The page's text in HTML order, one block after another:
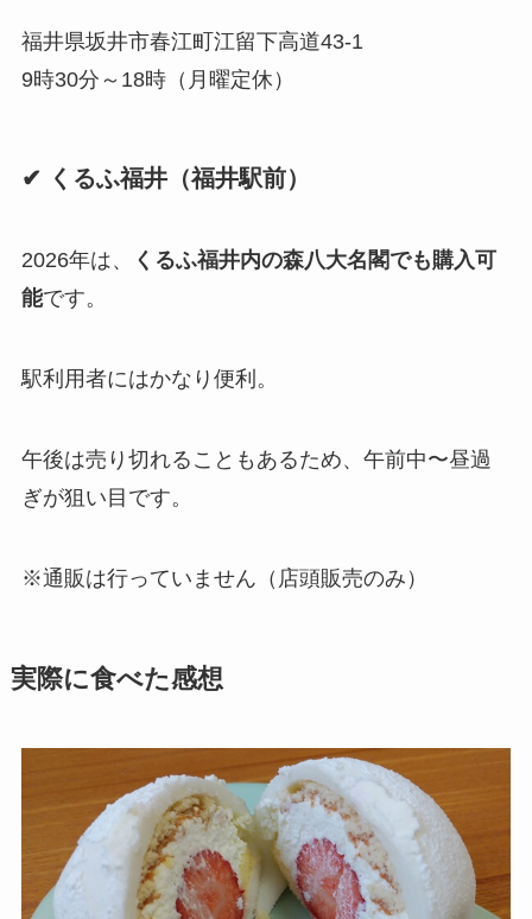
福井県坂井市春江町江留下高道43-1
9時30分～18時（月曜定休）
✔ くるふ福井（福井駅前）
2026年は、
くるふ福井内の森八大名閣でも購入可
能です。
駅利用者にはかなり便利。
午後は売り切れることもあるため、午前中〜昼過
ぎが狙い目です。
※通販は行っていません（店頭販売のみ）
実際に食べた感想